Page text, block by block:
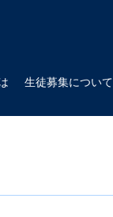
生徒募集について